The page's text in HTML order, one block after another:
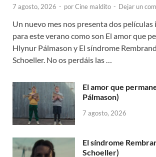
7 agosto, 2026 - porCine maldito - Dejar un
Un nuevo mes nos presenta dos
para este verano como son El amor que
Hlynur Pálmason y El síndrome
Schoeller. No os perdáis las …
El amor que
Pálmason)
7 agosto, 2026
El síndrome
Schoeller)